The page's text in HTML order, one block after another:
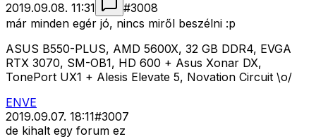
2019.09.08. 11:31 #3008
már minden egér jó, nincs miről beszélni :p
ASUS B550-PLUS, AMD 5600X, 32 GB DDR4, EVGA
RTX 3070, SM-OB1, HD 600 + Asus Xonar DX,
TonePort UX1 + Alesis Elevate 5, Novation Circuit \o/
ENVE
2019.09.07. 18:11#3007
de kihalt egy forum ez